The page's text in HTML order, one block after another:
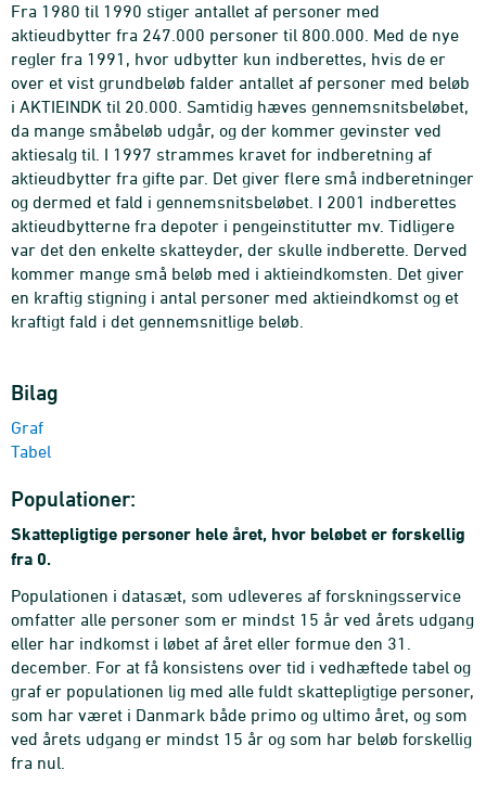
Fra 1980 til 1990 stiger antallet af personer med
aktieudbytter fra 247.000 personer til 800.000. Med de nye
regler fra 1991, hvor udbytter kun indberettes, hvis de er
over et vist grundbeløb falder antallet af personer med beløb
i AKTIEINDK til 20.000. Samtidig hæves gennemsnitsbeløbet,
da mange småbeløb udgår, og der kommer gevinster ved
aktiesalg til. I 1997 strammes kravet for indberetning af
aktieudbytter fra gifte par. Det giver flere små indberetninger
og dermed et fald i gennemsnitsbeløbet. I 2001 indberettes
aktieudbytterne fra depoter i pengeinstitutter mv. Tidligere
var det den enkelte skatteyder, der skulle indberette. Derved
kommer mange små beløb med i aktieindkomsten. Det giver
en kraftig stigning i antal personer med aktieindkomst og et
kraftigt fald i det gennemsnitlige beløb.
Bilag
Graf
Tabel
Populationer:
Skattepligtige personer hele året, hvor beløbet er forskellig
fra 0.
Populationen i datasæt, som udleveres af forskningsservice
omfatter alle personer som er mindst 15 år ved årets udgang
eller har indkomst i løbet af året eller formue den 31.
december. For at få konsistens over tid i vedhæftede tabel og
graf er populationen lig med alle fuldt skattepligtige personer,
som har været i Danmark både primo og ultimo året, og som
ved årets udgang er mindst 15 år og som har beløb forskellig
fra nul.